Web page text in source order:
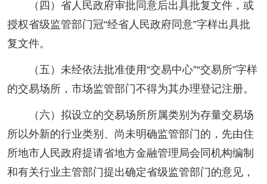
（四）省人民政府审批同意后出具批复文件，或
授权省级监管部门冠“经省人民政府同意”字样出具批
复文件。
（五）未经依法批准使用“交易中心”“交易所”字样
的交易场所，市场监管部门不得为其办理登记注册。
（六）拟设立的交易场所所属类别为存量交易场
所以外新的行业类别、尚未明确监管部门的，先由住
所地市人民政府提请省地方金融管理局会同机构编制
和有关行业主管部门提出确定省级监管部门的意见，